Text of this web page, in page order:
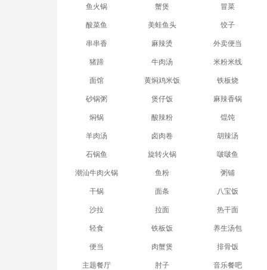
鱼火锅 蟹煲 冒菜
酸菜鱼 美蛙鱼头 饺子
串串香 麻辣烫 外卖便当
猪蹄 牛肉汤 米粉米线
面馆 黄焖鸡米饭 铁板烧
砂锅粥 煲仔饭 麻辣香锅
焖锅 酸辣粉 馄饨
羊肉汤 卤肉卷 胡辣汤
石锅鱼 旋转火锅 啵啵鱼
潮汕牛肉火锅 鱼粉 粥铺
干锅 面条 八宝饭
沙拉 拉面 热干面
轻食 铁板饭 养生汤包
便当 肉蟹煲 排骨饭
主题餐厅 肘子 音乐餐吧